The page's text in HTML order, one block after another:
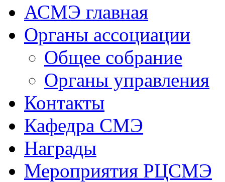
АСМЭ главная
Органы ассоциации
Общее собрание
Органы управления
Контакты
Кафедра СМЭ
Награды
Мероприятия РЦСМЭ